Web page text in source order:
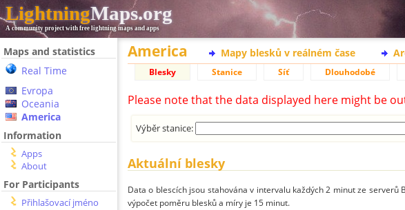
LightningMaps.org
A community project with free lightning maps and apps
Maps and statistics
Real Time
Evropa
Oceania
America
Information
Apps
About
For Participants
Přihlašovací jméno
America Mapy blesků v reálném čase
Blesky Stanice Síť Dlouhodobé
Please note that the data displayed here might be
Výběr stanice:
Aktuální blesky
Data o blescích jsou stahována v intervalu každých 2 minut ze serverů
výpočet poměru blesků a míry je 15 minut.